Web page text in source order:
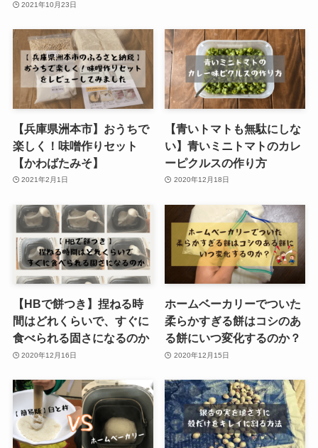
2021年10月23日
【兵庫県洲本市】おうちで
楽しく！味噌作りセット
【かわばたみそ】
2021年2月1日
【青いトマトも無駄にしな
い】青いミニトマトのカレ
ーピクルスの作り方
2020年12月18日
【HBで餅つき】捏ねる時
間はどれくらいで、すぐに
食べられる固さになるのか
2020年12月16日
ホームベーカリーでついた
柔らかすぎる餅はコシのあ
る餅にいつ変化するのか？
2020年12月15日